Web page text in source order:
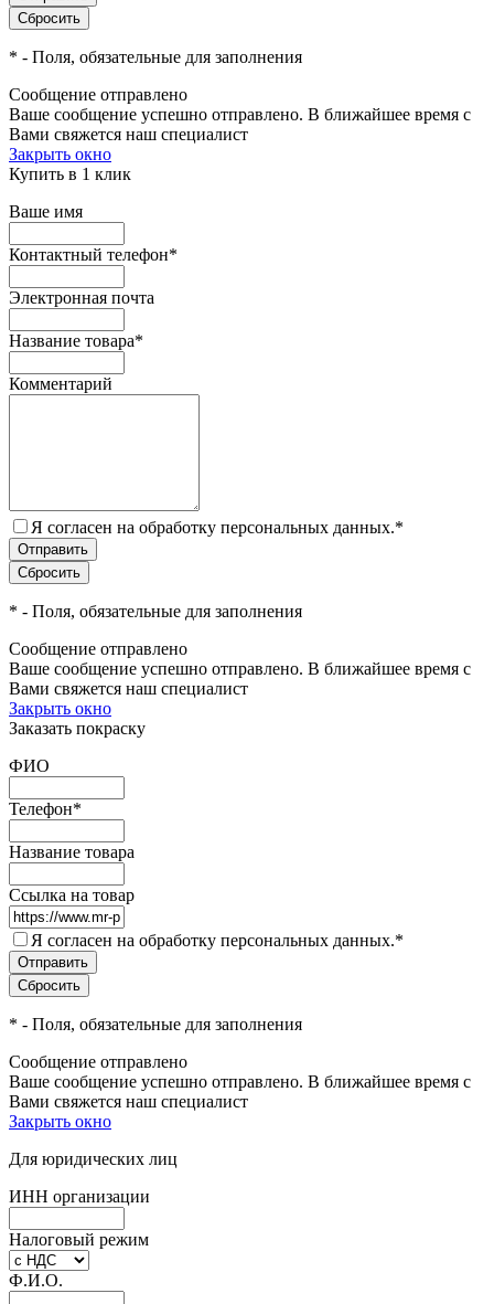
* - Поля, обязательные для заполнения
Сообщение отправлено
Ваше сообщение успешно отправлено. В ближайшее время с
Вами свяжется наш специалист
Закрыть окно
Купить в 1 клик
Ваше имя
Контактный телефон*
Электронная почта
Название товара*
Комментарий
Я согласен на обработку персональных данных.*
* - Поля, обязательные для заполнения
Сообщение отправлено
Ваше сообщение успешно отправлено. В ближайшее время с
Вами свяжется наш специалист
Закрыть окно
Заказать покраску
ФИО
Телефон*
Название товара
Ссылка на товар
Я согласен на обработку персональных данных.*
* - Поля, обязательные для заполнения
Сообщение отправлено
Ваше сообщение успешно отправлено. В ближайшее время с
Вами свяжется наш специалист
Закрыть окно
Для юридических лиц
ИНН организации
Налоговый режим
Ф.И.О.